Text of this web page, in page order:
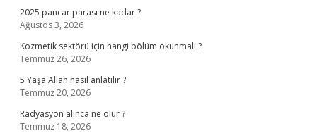
2025 pancar parası ne kadar ?
Ağustos 3, 2026
Kozmetik sektörü için hangi bölüm okunmalı ?
Temmuz 26, 2026
5 Yaşa Allah nasıl anlatılır ?
Temmuz 20, 2026
Radyasyon alınca ne olur ?
Temmuz 18, 2026